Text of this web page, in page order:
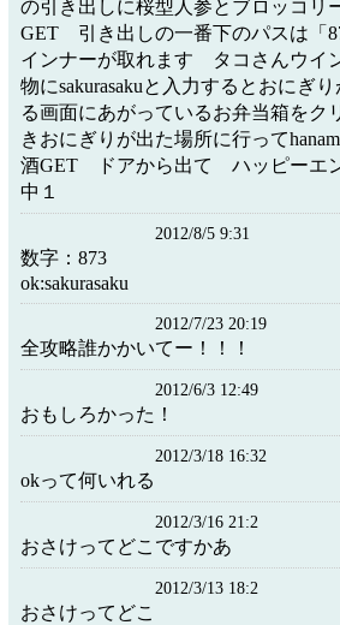
の引き出しに桜型人参とブロッコ
GET 引き出しの一番下のパスは「
インナーが取れます タコさんウイ
物にsakurasakuと入力するとおに
る画面にあがっているお弁当箱をク
きおにぎりが出た場所に行って
酒GET ドアから出て ハッピー
中１
2012/8/5 9:31
数字：873
ok:sakurasaku
2012/7/23 20:19
全攻略誰かかいてー！！！
2012/6/3 12:49
おもしろかった！
2012/3/18 16:32
okって何いれる
2012/3/16 21:2
おさけってどこですかあ
2012/3/13 18:2
おさけってどこ